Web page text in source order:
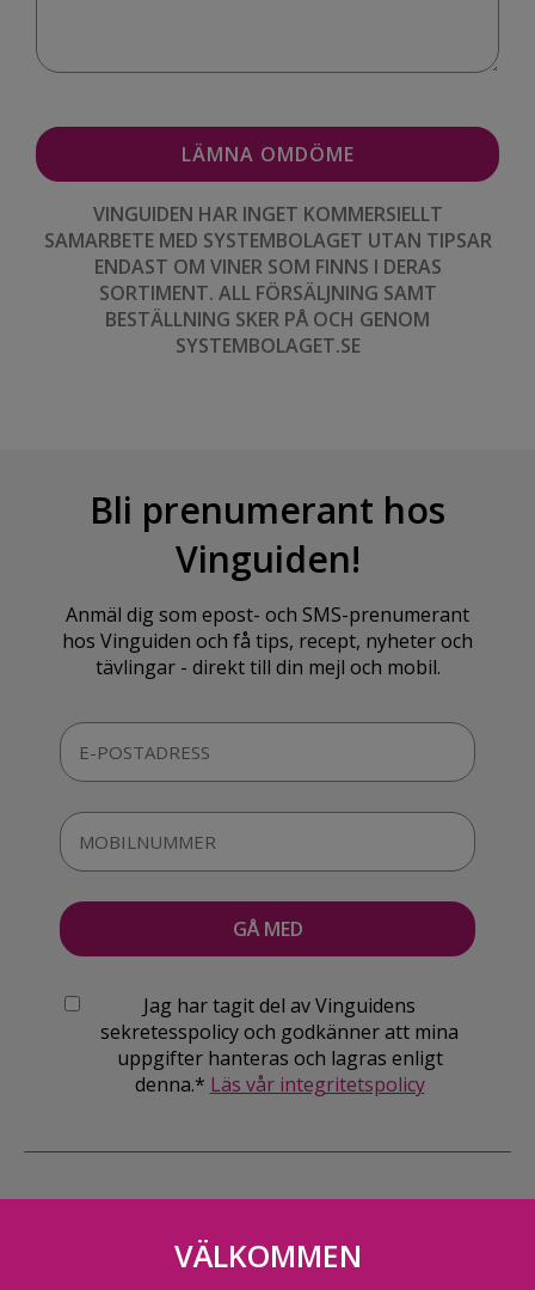
VINGUIDEN HAR INGET KOMMERSIELLT
SAMARBETE MED SYSTEMBOLAGET UTAN TIPSAR
ENDAST OM VINER SOM FINNS I DERAS
SORTIMENT. ALL FÖRSÄLJNING SAMT
BESTÄLLNING SKER PÅ OCH GENOM
SYSTEMBOLAGET.SE
Bli prenumerant hos
Vinguiden!
Anmäl dig som epost- och SMS-prenumerant
hos Vinguiden och få tips, recept, nyheter och
tävlingar - direkt till din mejl och mobil.
Jag har tagit del av Vinguidens
sekretesspolicy och godkänner att mina
uppgifter hanteras och lagras enligt
denna.* Läs vår integritetspolicy
VÄLKOMMEN